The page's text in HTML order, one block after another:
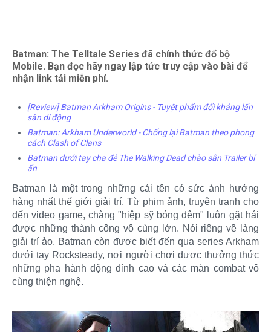
Batman: The Telltale Series đã chính thức đổ bộ
Mobile. Bạn đọc hãy ngay lập tức truy cập vào bài để
nhận link tải miễn phí.
[Review] Batman Arkham Origins - Tuyệt phẩm đối kháng lấn
sân di động
Batman: Arkham Underworld - Chống lại Batman theo phong
cách Clash of Clans
Batman dưới tay cha đẻ The Walking Dead chào sân Trailer bí
ẩn
Batman là một trong những cái tên có sức ảnh hưởng
hàng nhất thế giới giải trí. Từ phim ảnh, truyện tranh cho
đến video game, chàng "hiệp sỹ bóng đêm" luôn gặt hái
được những thành công vô cùng lớn. Nói riêng về làng
giải trí ảo, Batman còn được biết đến qua series Arkham
dưới tay Rocksteady, nơi người chơi được thưởng thức
những pha hành động đỉnh cao và các màn combat vô
cùng thiện nghệ.